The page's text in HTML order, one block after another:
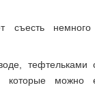
съесть
которые можно